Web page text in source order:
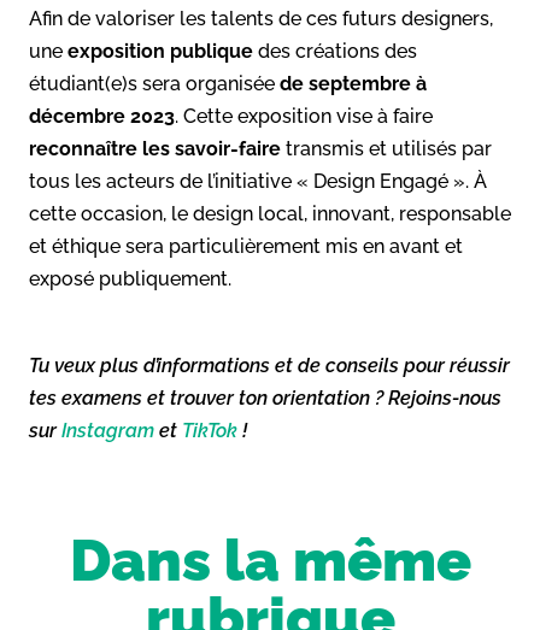
Afin de valoriser les talents de ces futurs designers,
une exposition publique des créations des
étudiant(e)s sera organisée de septembre à
décembre 2023. Cette exposition vise à faire
reconnaître les savoir-faire transmis et utilisés par
tous les acteurs de l’initiative « Design Engagé ». À
cette occasion, le design local, innovant, responsable
et éthique sera particulièrement mis en avant et
exposé publiquement.
Tu veux plus d’informations et de conseils pour réussir
tes examens et trouver ton orientation ? Rejoins-nous
surInstagram et TikTok !
Dans la même